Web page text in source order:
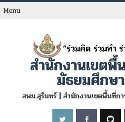
Skip
toMenu
สำนักงานเขตพื้
มัธยมศึกษ
สพม.สุรินทร์ | สำนักงานเขตพื้นที่ก